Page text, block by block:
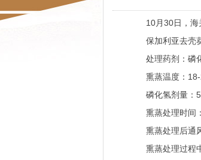
10月30日，海关
保加利亚去壳葵
处理药剂：磷化
熏蒸温度：18-
磷化氢剂量：
熏蒸处理时间：
熏蒸处理后通风
熏蒸处理过程中